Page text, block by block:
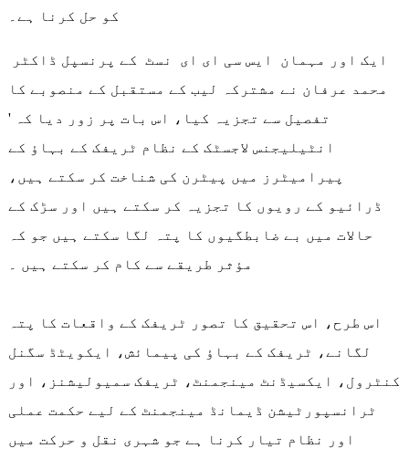
محمد عرفان نے مشترکہ لیب کے مستقبل کے منصوبے کا
تفصیل سے تجزیہ کیا، اس بات پر زور دیا کہ '
انٹیلیجنس لاجسٹک کے نظام ٹریفک کے بہاؤ کے
پیرامیٹرز میں پیٹرن کی شناخت کر سکتے ہیں،
ڈرائیو کے رویوں کا تجزیہ کر سکتے ہیں اور سڑک کے
حالات میں بے ضابطگیوں کا پتہ لگا سکتے ہیں جو کہ
مؤثر طریقے سے کام کر سکتے ہیں ۔
اس طرح، اس تحقیق کا تصور ٹریفک کے واقعات کا پتہ
لگانے، ٹریفک کے بہاؤ کی پیمائش، ایکویٹڈ سگنل
کنٹرول، ایکسیڈنٹ مینجمنٹ، ٹریفک سمیولیشنز، اور
ٹرانسپورٹیشن ڈیمانڈ مینجمنٹ کے لیے حکمت عملی
اور نظام تیار کرنا ہے جو شہری نقل و حرکت میں